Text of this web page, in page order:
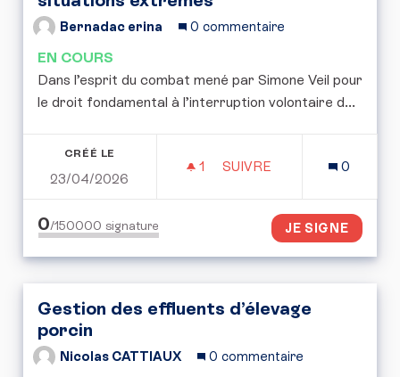
Bernadac erina 0 commentaire
EN COURS
Dans l’esprit du combat mené par Simone Veil pour
le droit fondamental à l’interruption volontaire d...
CRÉÉ LE
23/04/2026
1 1 ABONNÉ
SUIVRE
0
0/150000 signature JE SIGNE
Gestion des effluents d’élevage
porcin
Nicolas CATTIAUX 0 commentaire